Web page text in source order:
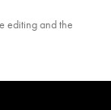
editing and the